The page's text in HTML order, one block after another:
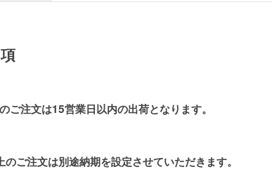
ご注文は15営業日以内の出荷となります。
のご注文は別途納期を設定させていただきます。